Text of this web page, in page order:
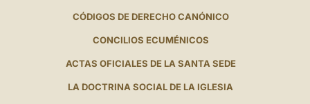
CÓDIGOS DE DERECHO CANÓNICO
CONCILIOS ECUMÉNICOS
ACTAS OFICIALES DE LA SANTA SEDE
LA DOCTRINA SOCIAL DE LA IGLESIA